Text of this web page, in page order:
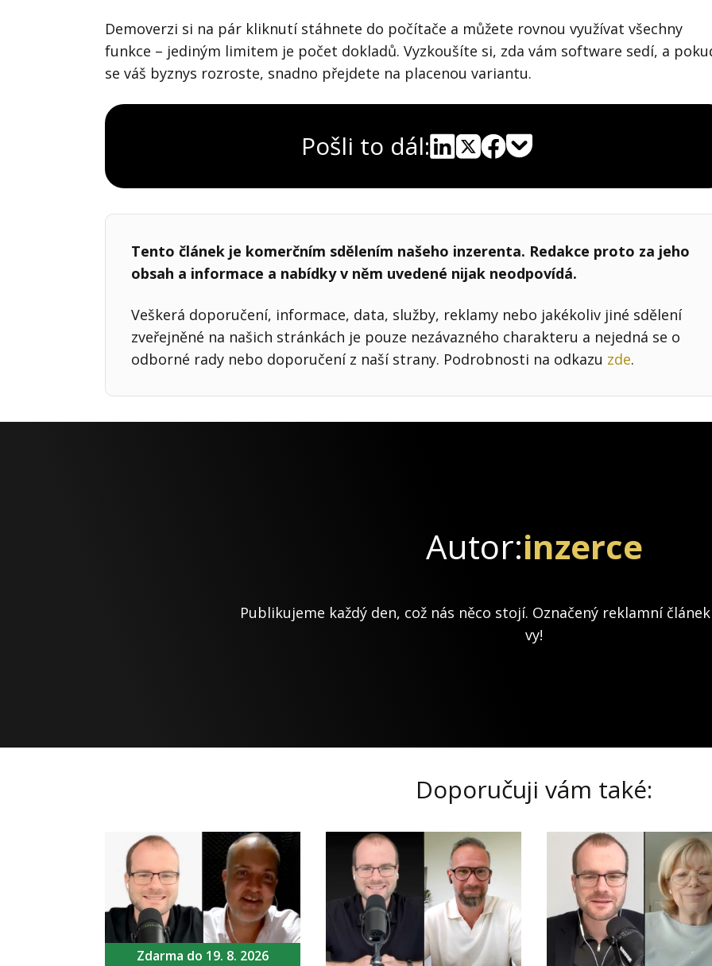
Demoverzi si na pár kliknutí stáhnete do počítače a můžete rovnou využívat všechny
funkce – jediným limitem je počet dokladů. Vyzkoušíte si, zda vám software sedí, a
se váš byznys rozroste, snadno přejdete na placenou variantu.
Pošli to dál:
Tento článek je komerčním sdělením našeho inzerenta. Redakce proto za jeho
obsah a informace a nabídky v něm uvedené nijak neodpovídá.
Veškerá doporučení, informace, data, služby, reklamy nebo jakékoliv jiné sdělení
zveřejněné na našich stránkách je pouze nezávazného charakteru a nejedná se o
odborné rady nebo doporučení z naší strany. Podrobnosti na odkazu zde.
Autor:inzerce
Publikujeme každý den, což nás něco stojí. Označený reklamní
vy!
Doporučuji vám také:
Zdarma do 19. 8. 2026